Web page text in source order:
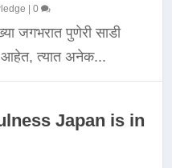
|0
जगभरात पुणेरी साडी
आहेत, त्यात अनेक...
Japan is in